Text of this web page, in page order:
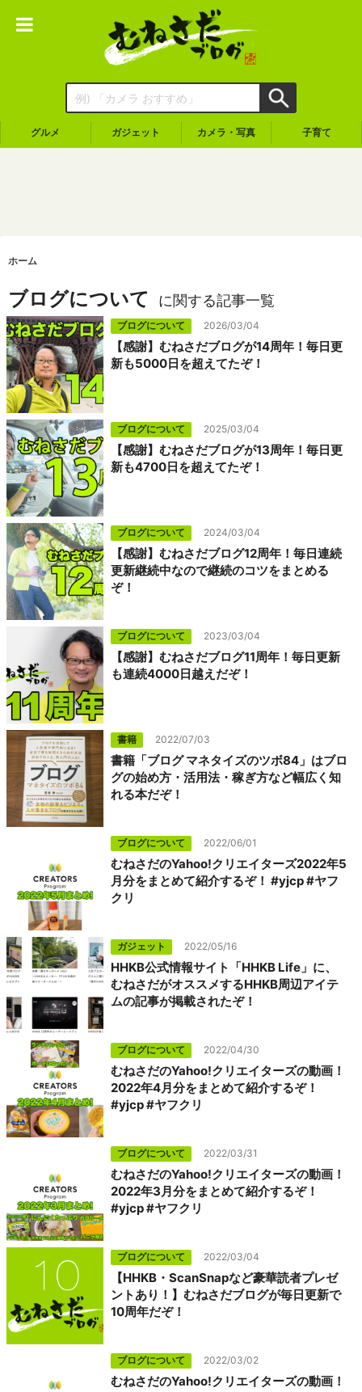
グルメ ガジェット カメラ・写真 子育て
ホーム
ブログについて に関する記事一覧
ブログについて 2026/03/04
【感謝】むねさだブログが14周年！毎日更
新も5000日を超えてたぞ！
ブログについて 2025/03/04
【感謝】むねさだブログが13周年！毎日更
新も4700日を超えてたぞ！
ブログについて 2024/03/04
【感謝】むねさだブログ12周年！毎日連続
更新継続中なので継続のコツをまとめる
ぞ！
ブログについて 2023/03/04
【感謝】むねさだブログ11周年！毎日更新
も連続4000日越えだぞ！
書籍 2022/07/03
書籍「ブログ マネタイズのツボ84」はブロ
グの始め方・活用法・稼ぎ方など幅広く知
れる本だぞ！
ブログについて 2022/06/01
むねさだのYahoo!クリエイターズ2022年5
月分をまとめて紹介するぞ！ #yjcp #ヤフ
クリ
ガジェット 2022/05/16
HHKB公式情報サイト「HHKB Life」に、
むねさだがオススメするHHKB周辺アイテ
ムの記事が掲載されたぞ！
ブログについて 2022/04/30
むねさだのYahoo!クリエイターズの動画！
2022年4月分をまとめて紹介するぞ！
#yjcp #ヤフクリ
ブログについて 2022/03/31
むねさだのYahoo!クリエイターズの動画！
2022年3月分をまとめて紹介するぞ！
#yjcp #ヤフクリ
ブログについて 2022/03/04
【HHKB・ScanSnapなど豪華読者プレゼ
ントあり！】むねさだブログが毎日更新で
10周年だぞ！
ブログについて 2022/03/02
むねさだのYahoo!クリエイターズの動画！